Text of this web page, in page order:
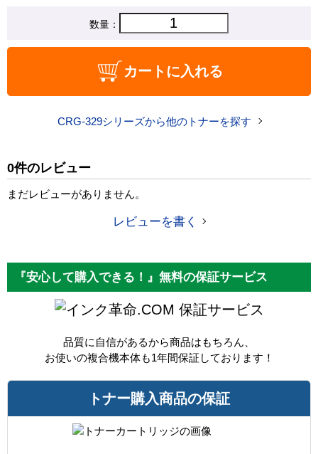
CRG-329BLK ブラック
2,250 円
カラー ブラック
数量：
カートに入れる
CRG-329シリーズから他のトナーを探す
0件のレビュー
まだレビューがありません。
レビューを書く
『安心して購入できる！』無料の保証サービス
保証サービス
品質に自信があるから商品はもちろん、
お使いの複合機本体も1年間保証しております！
トナー購入商品の保証